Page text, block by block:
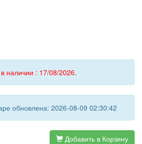
в наличии : 17/08/2026.
обновлена: 2026-08-09 02:30:42
Добавить в Корзину